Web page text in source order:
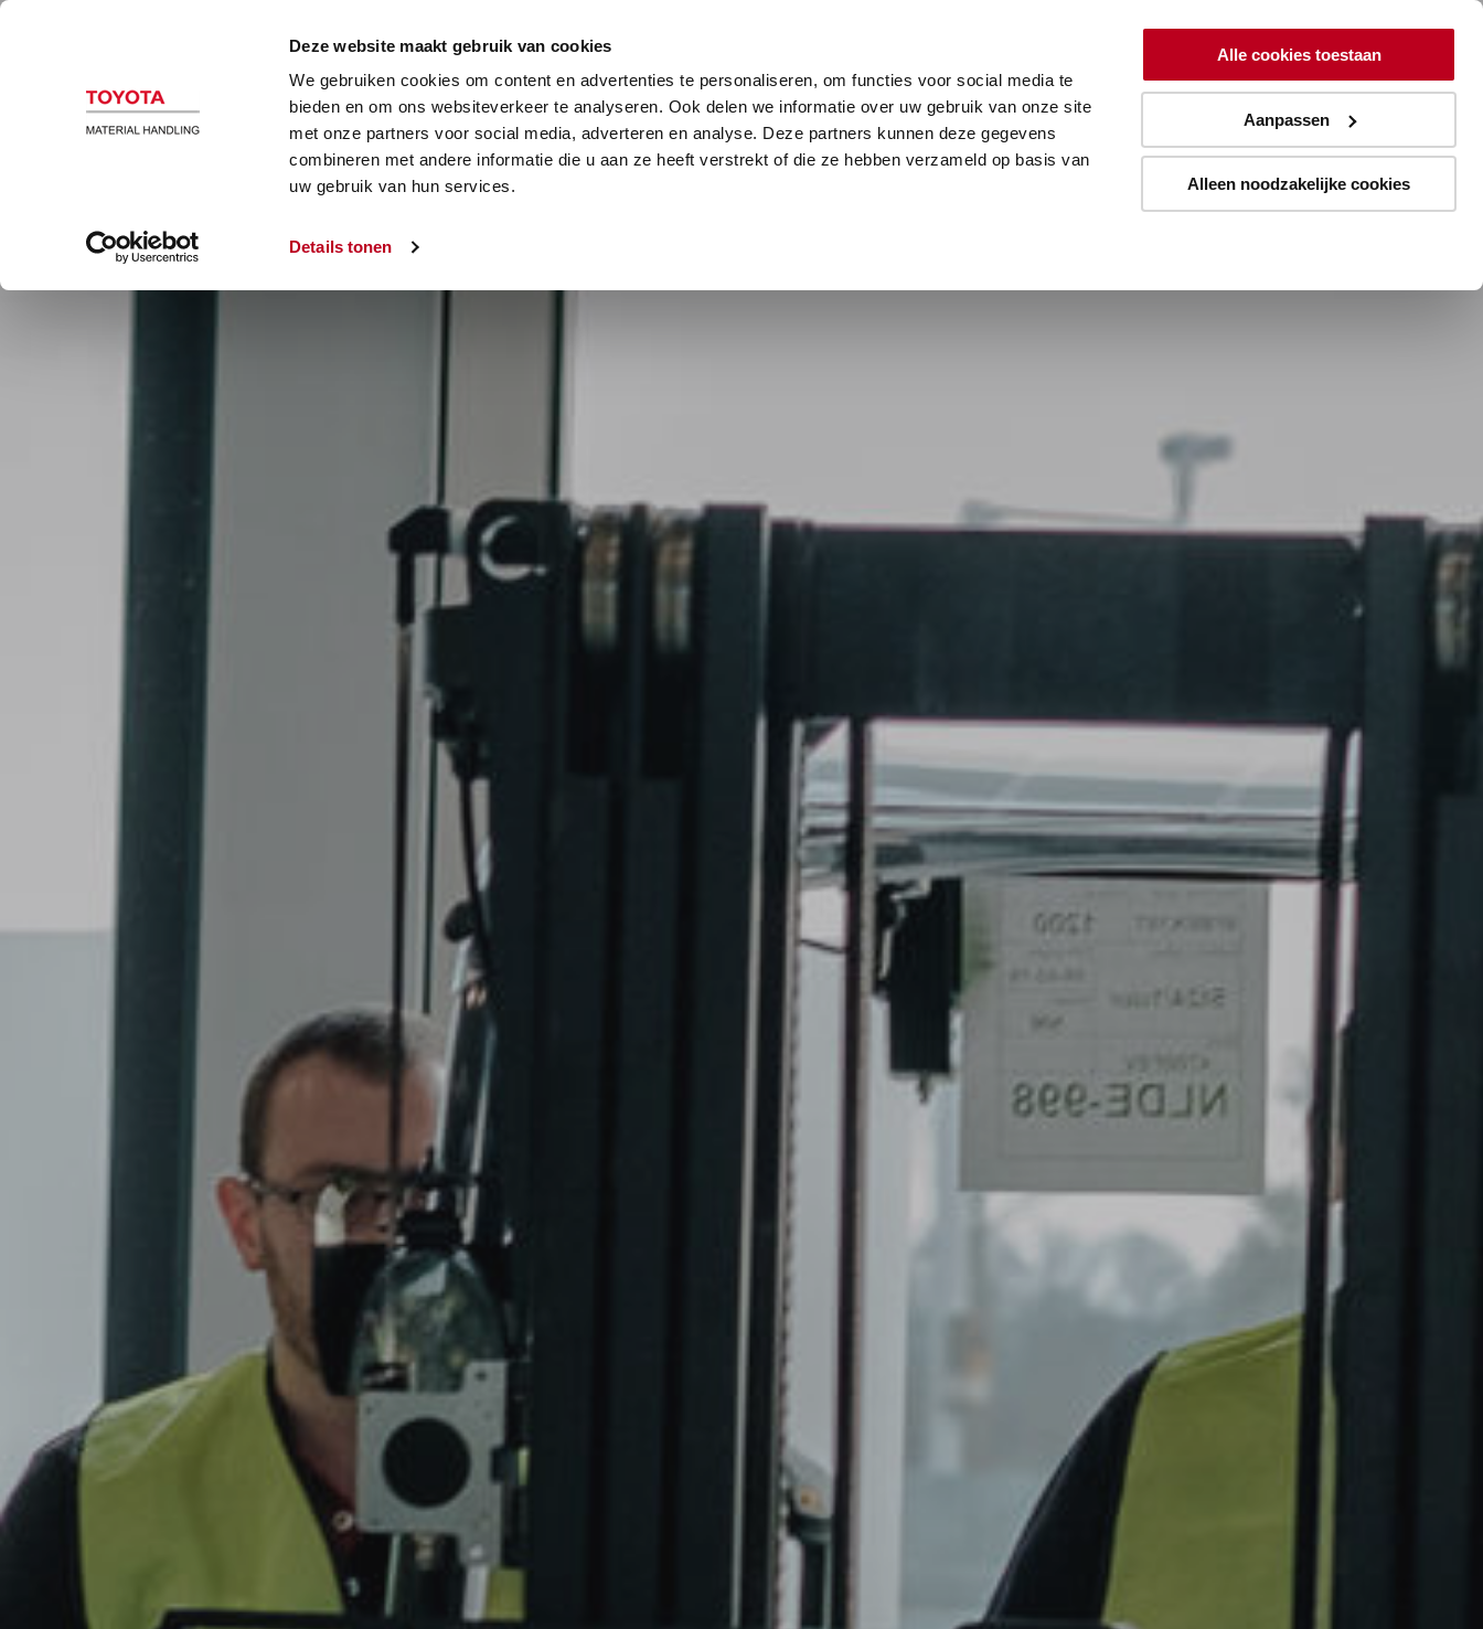
Deze website maakt gebruik van cookies
We gebruiken cookies om content en advertenties te personaliseren, om functies voor social media te
bieden en om ons websiteverkeer te analyseren. Ook delen we informatie over uw gebruik van onze site
met onze partners voor social media, adverteren en analyse. Deze partners kunnen deze gegevens
combineren met andere informatie die u aan ze heeft verstrekt of die ze hebben verzameld op basis van
uw gebruik van hun services.
Details tonen
Alle cookies toestaan
Aanpassen
Alleen noodzakelijke cookies
Blog Veiligheid Over
Aanmelden blogupdates